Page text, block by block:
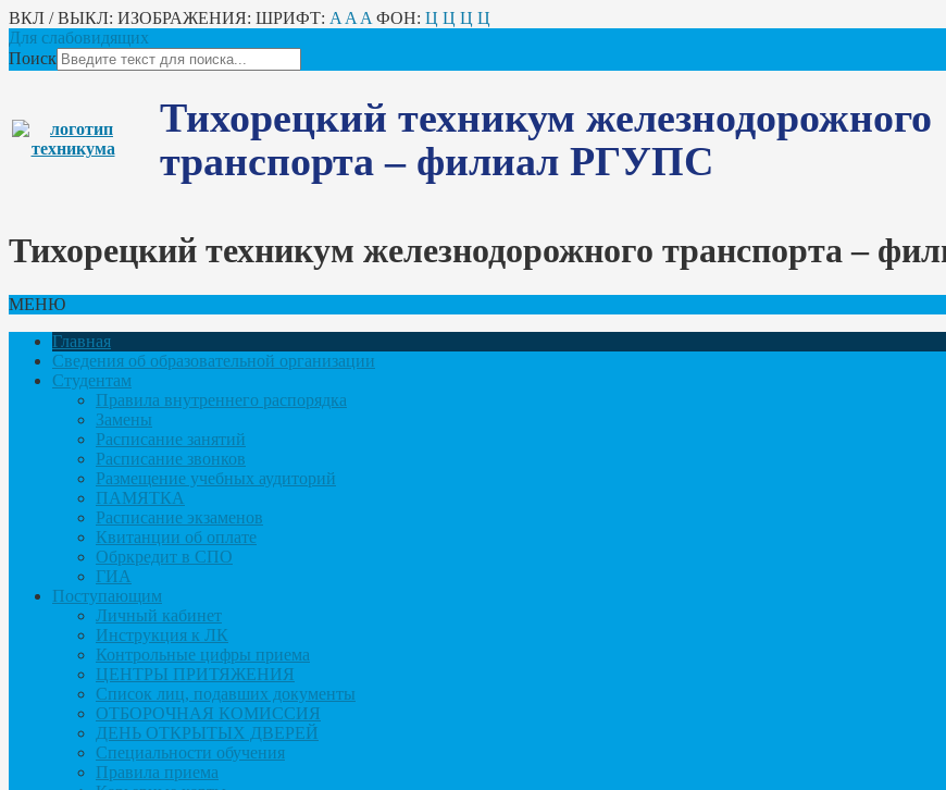
ВКЛ / ВЫКЛ: ИЗОБРАЖЕНИЯ: ШРИФТ: A A A ФОН: Ц Ц Ц Ц
Для слабовидящих
Поиск
Тихорецкий техникум железнодорожного
транспорта – филиал РГУПС
Тихорецкий техникум железнодорожного транспорта –
МЕНЮ
Главная
Сведения об образовательной организации
Студентам
Правила внутреннего распорядка
Замены
Расписание занятий
Расписание звонков
Размещение учебных аудиторий
ПАМЯТКА
Расписание экзаменов
Квитанции об оплате
Обркредит в СПО
ГИА
Поступающим
Личный кабинет
Инструкция к ЛК
Контрольные цифры приема
ЦЕНТРЫ ПРИТЯЖЕНИЯ
Список лиц, подавших документы
ОТБОРОЧНАЯ КОМИССИЯ
ДЕНЬ ОТКРЫТЫХ ДВЕРЕЙ
Специальности обучения
Правила приема